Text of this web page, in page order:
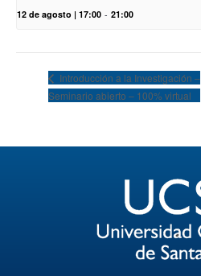
12 de agosto | 17:00 - 21:00
Introducción a la Investigación –
Seminario abierto – 100% virtual